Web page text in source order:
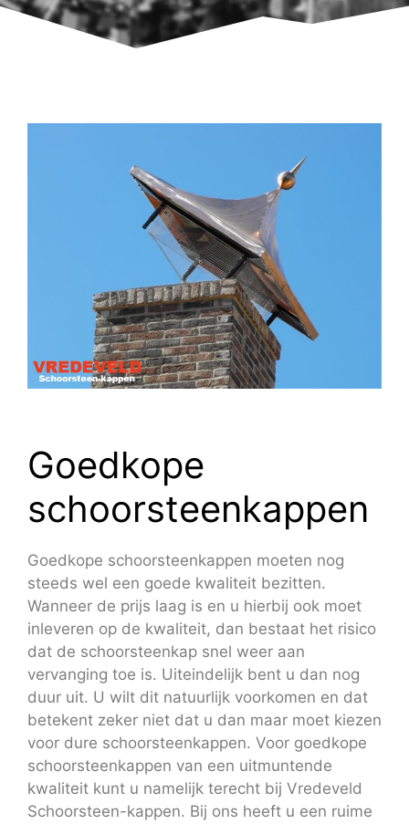
Goedkope
schoorsteenkappen
Goedkope schoorsteenkappen moeten nog
steeds wel een goede kwaliteit bezitten.
Wanneer de prijs laag is en u hierbij ook moet
inleveren op de kwaliteit, dan bestaat het risico
dat de schoorsteenkap snel weer aan
vervanging toe is. Uiteindelijk bent u dan nog
duur uit. U wilt dit natuurlijk voorkomen en dat
betekent zeker niet dat u dan maar moet kiezen
voor dure schoorsteenkappen. Voor goedkope
schoorsteenkappen van een uitmuntende
kwaliteit kunt u namelijk terecht bij Vredeveld
Schoorsteen-kappen. Bij ons heeft u een ruime